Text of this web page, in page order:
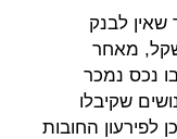
18.5 מיליון שקל, כך שאין לבנק
אולי לתמורה גבוהה מ-20 מיליון שקל, מאחר
נכס נמכר
שקיבלו
לפירעון החובות